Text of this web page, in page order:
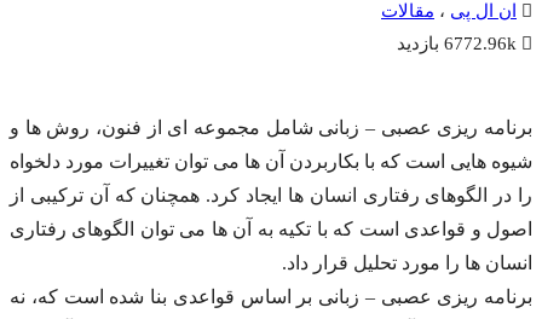
ان ال پی ، مقالات
برنامه ریزی عصبی – زبانی شامل مجموعه ای از فنون، روش ها و
شیوه هایی است که با بکاربردن آن ها می توان تغییرات مورد دلخواه
را در الگوهای رفتاری انسان ها ایجاد کرد. همچنان که آن ترکیبی از
اصول و قواعدی است که با تکیه به آن ها می توان الگوهای رفتاری
انسان ها را مورد تحلیل قرار داد.
برنامه ریزی عصبی – زبانی بر اساس قواعدی بنا شده است که، نه